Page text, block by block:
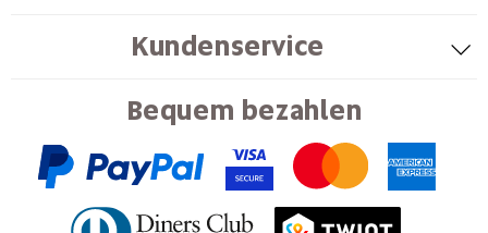
Kundenservice
Bequem bezahlen